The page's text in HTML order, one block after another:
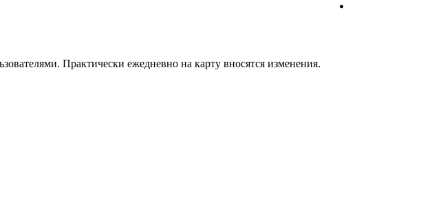
Практически ежедневно на карту вносятся изменения.